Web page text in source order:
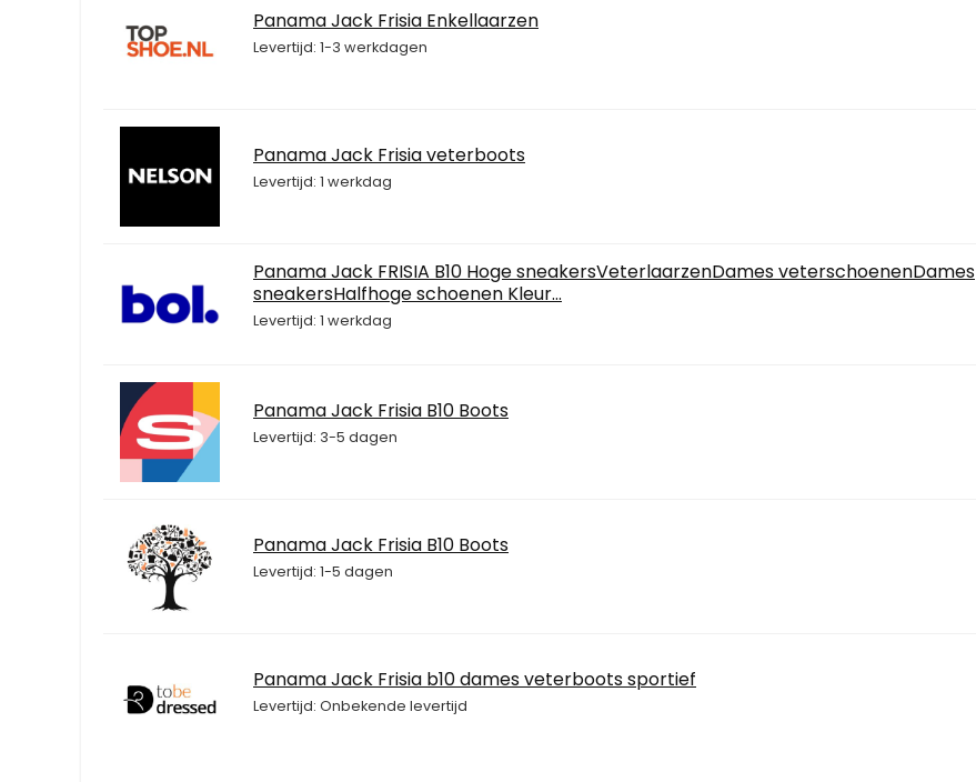
Panama Jack Frisia Enkellaarzen
Levertijd: 1-3 werkdagen
Panama Jack Frisia veterboots
Levertijd: 1 werkdag
Panama Jack FRISIA B10 Hoge sneakersVeterlaarzenDames veterschoenenDames
sneakersHalfhoge schoenen Kleur...
Levertijd: 1 werkdag
Panama Jack Frisia B10 Boots
Levertijd: 3-5 dagen
Panama Jack Frisia B10 Boots
Levertijd: 1-5 dagen
Panama Jack Frisia b10 dames veterboots sportief
Levertijd: Onbekende levertijd